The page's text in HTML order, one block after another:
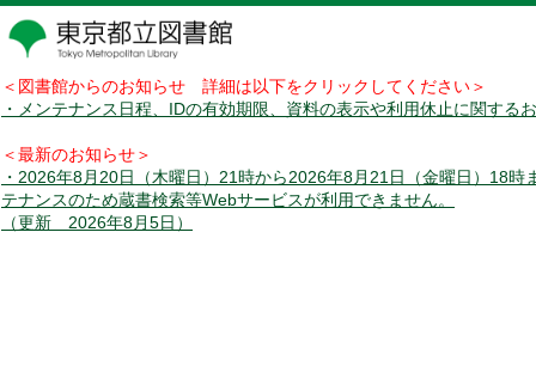
＜図書館からのお知らせ 詳細は以下をクリックしてください＞
・メンテナンス日程、IDの有効期限、資料の表示や利用休止に関する
＜最新のお知らせ＞
・2026年8月20日（木曜日）21時から2026年8月21日（金曜日）18時
テナンスのため蔵書検索等Webサービスが利用できません。
（更新 2026年8月5日）